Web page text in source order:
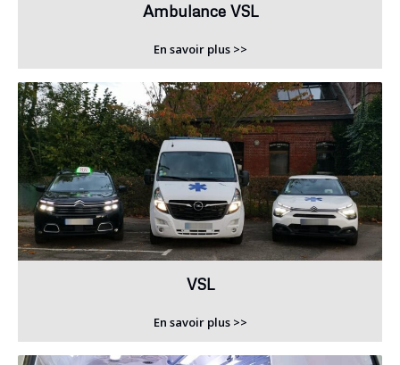
Ambulance VSL
En savoir plus >>
VSL
En savoir plus >>